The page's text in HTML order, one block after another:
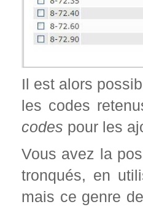
Il est alors
les codes
codes pour les
Vous avez la
tronqués, en
mais ce genre